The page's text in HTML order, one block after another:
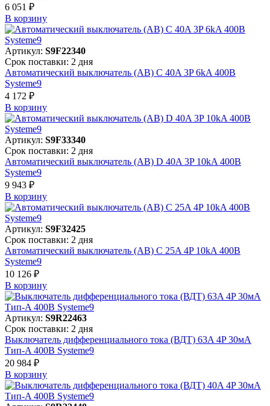
6 051 ₽
В корзинy
Артикул: S9F22340
Срок поставки: 2 дня
Автоматический выключатель (АВ) C 40A 3P 6kA 400В
Systeme9
4 172 ₽
В корзинy
Артикул: S9F33340
Срок поставки: 2 дня
Автоматический выключатель (АВ) D 40A 3P 10kA 400В
Systeme9
9 943 ₽
В корзинy
Артикул: S9F32425
Срок поставки: 2 дня
Автоматический выключатель (АВ) C 25A 4P 10kA 400В
Systeme9
10 126 ₽
В корзинy
Артикул: S9R22463
Срок поставки: 2 дня
Выключатель дифференциального тока (ВДТ) 63A 4P 30мА
Тип-A 400В Systeme9
20 984 ₽
В корзинy